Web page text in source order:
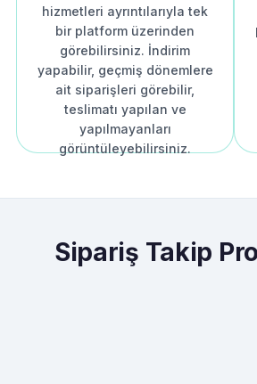
hizmetleri ayrıntılarıyla tek
bir platform üzerinden
görebilirsiniz. İndirim
yapabilir, geçmiş dönemlere
ait siparişleri görebilir,
teslimatı yapılan ve
yapılmayanları
görüntüleyebilirsiniz.
Sipariş Takip